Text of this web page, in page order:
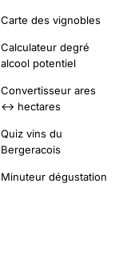
Carte des vignobles
Calculateur degré
alcool potentiel
Convertisseur ares
↔ hectares
Quiz vins du
Bergeracois
Minuteur dégustation